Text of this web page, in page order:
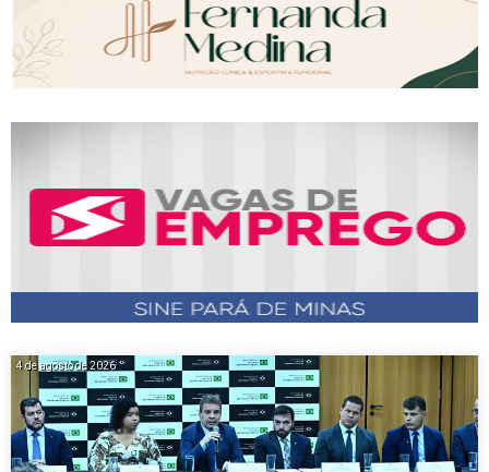
4 de agosto de 2026